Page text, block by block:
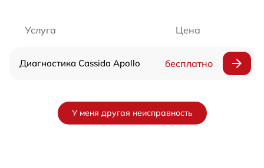
Услуга Цена
Диагностика Cassida Apollo бесплатно
У меня другая неисправность